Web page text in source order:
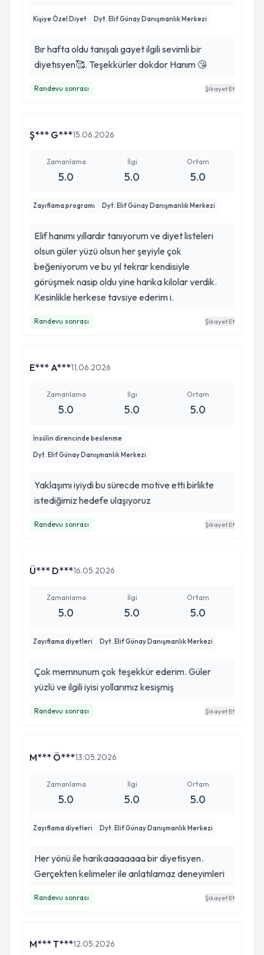
Kişiye Özel Diyet Dyt. Elif Günay Danışmanlık Merkezi
Bır hafta oldu tanışalı gayet ilgili sevimli bir
diyetısyen🥰. Teşekkürler dokdor Hanım 😘
Randevu sonrası Şikayet Et
Ş*** G***15.06.2026
Zamanlama
5.0
İlgi
5.0
Ortam
5.0
Zayıflama programı Dyt. Elif Günay Danışmanlık Merkezi
Elif hanımı yıllardır tanıyorum ve diyet listeleri
olsun güler yüzü olsun her şeyiyle çok
beğeniyorum ve bu yıl tekrar kendisiyle
görüşmek nasip oldu yine harika kilolar verdik.
Kesinlikle herkese tavsiye ederim i.
Randevu sonrası Şikayet Et
E*** A***11.06.2026
Zamanlama
5.0
İlgi
5.0
Ortam
5.0
İnsülin direncinde beslenme
Dyt. Elif Günay Danışmanlık Merkezi
Yaklaşımı iyiydi bu sürecde motive etti birlikte
istediğimiz hedefe ulaşıyoruz
Randevu sonrası Şikayet Et
Ü*** D***16.05.2026
Zamanlama
5.0
İlgi
5.0
Ortam
5.0
Zayıflama diyetleri Dyt. Elif Günay Danışmanlık Merkezi
Çok memnunum çok teşekkür ederim. Güler
yüzlü ve ilgili iyisi yollarımız kesişmiş
Randevu sonrası Şikayet Et
M*** Ö***13.05.2026
Zamanlama
5.0
İlgi
5.0
Ortam
5.0
Zayıflama diyetleri Dyt. Elif Günay Danışmanlık Merkezi
Her yönü ile harikaaaaaaaa bir diyetisyen.
Gerçekten kelimeler ile anlatılamaz deneyimleri
Randevu sonrası Şikayet Et
M*** T***12.05.2026